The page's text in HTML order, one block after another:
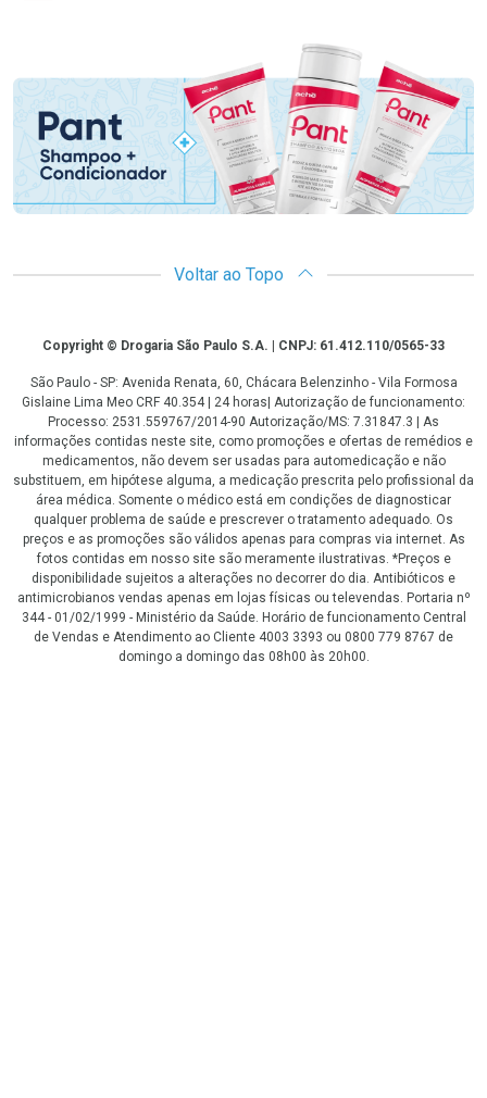
Promoção em Destaque
Voltar ao Topo
CopyrightCopyright © Drogaria São Paulo S.A. | CNPJ: 61.412.110/0565-33
São Paulo - SP: Avenida Renata, 60, Chácara Belenzinho - Vila Formosa
Gislaine Lima Meo CRF 40.354 | 24 horas| Autorização de funcionamento:
Processo: 2531.559767/2014-90 Autorização/MS: 7.31847.3 | As
informações contidas neste site, como promoções e ofertas de remédios e
medicamentos, não devem ser usadas para automedicação e não
substituem, em hipótese alguma, a medicação prescrita pelo profissional da
área médica. Somente o médico está em condições de diagnosticar
qualquer problema de saúde e prescrever o tratamento adequado. Os
preços e as promoções são válidos apenas para compras via internet. As
fotos contidas em nosso site são meramente ilustrativas. *Preços e
disponibilidade sujeitos a alterações no decorrer do dia. Antibióticos e
antimicrobianos vendas apenas em lojas físicas ou televendas. Portaria nº
344 - 01/02/1999 - Ministério da Saúde. Horário de funcionamento Central
de Vendas e Atendimento ao Cliente 4003 3393 ou 0800 779 8767 de
domingo a domingo das 08h00 às 20h00.